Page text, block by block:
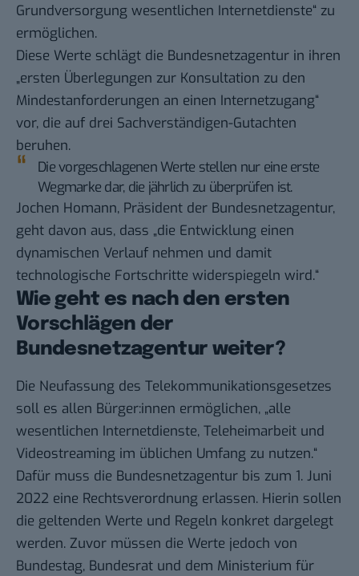
Grundversorgung wesentlichen Internetdienste“ zu
ermöglichen.
Diese Werte schlägt die Bundesnetzagentur in ihren
„ersten Überlegungen zur Konsultation zu den
Mindestanforderungen an einen Internetzugang“
vor, die auf drei Sachverständigen-Gutachten
beruhen.
Die vorgeschlagenen Werte stellen nur eine erste
Wegmarke dar, die jährlich zu überprüfen ist.
Jochen Homann, Präsident der Bundesnetzagentur,
geht davon aus, dass „die Entwicklung einen
dynamischen Verlauf nehmen und damit
technologische Fortschritte widerspiegeln wird.“
Wie geht es nach den ersten
Vorschlägen der
Bundesnetzagentur weiter?
Die Neufassung des Telekommunikationsgesetzes
soll es allen Bürger:innen ermöglichen, „alle
wesentlichen Internetdienste, Teleheimarbeit und
Videostreaming im üblichen Umfang zu nutzen.“
Dafür muss die Bundesnetzagentur bis zum 1. Juni
2022 eine Rechtsverordnung erlassen. Hierin sollen
die geltenden Werte und Regeln konkret dargelegt
werden. Zuvor müssen die Werte jedoch von
Bundestag, Bundesrat und dem Ministerium für